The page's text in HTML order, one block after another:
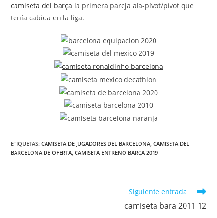
camiseta del barça la primera pareja ala-pívot/pívot que
tenía cabida en la liga.
ETIQUETAS:CAMISETA DE JUGADORES DEL BARCELONA, CAMISETA DEL
BARCELONA DE OFERTA, CAMISETA ENTRENO BARÇA 2019
Siguiente entrada
camiseta bara 2011 12